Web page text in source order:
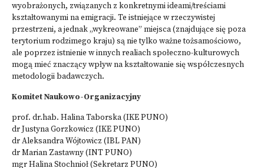
wyobrażonych, związanych z konkretnymi ideami/treściami
kształtowanymi na emigracji. Te istniejące w rzeczywistej
przestrzeni, a jednak „wykreowane” miejsca (znajdujące się poza
terytorium rodzimego kraju) są nie tylko ważne tożsamościowo,
ale poprzez istnienie w innych realiach społeczno-kulturowych
mogą mieć znaczący wpływ na kształtowanie się współczesnych
metodologii badawczych.
Komitet Naukowo-Organizacyjny
prof. dr.hab. Halina Taborska (IKE PUNO)
dr Justyna Gorzkowicz (IKE PUNO)
dr Aleksandra Wójtowicz (IBL PAN)
dr Marian Zastawny (INT PUNO)
mgr Halina Stochnioł (Sekretarz PUNO)